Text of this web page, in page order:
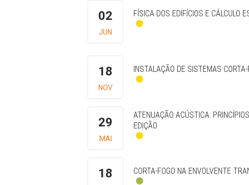
02
JUN
FÍSICA DOS EDIFÍCIOS E CÁLCULO
18
NOV
INSTALAÇÃO DE SISTEMAS CORTA-
29
MAI
ATENUAÇÃO ACÚSTICA:
EDIÇÃO
18 CORTA-FOGO NA ENVOLVENTE